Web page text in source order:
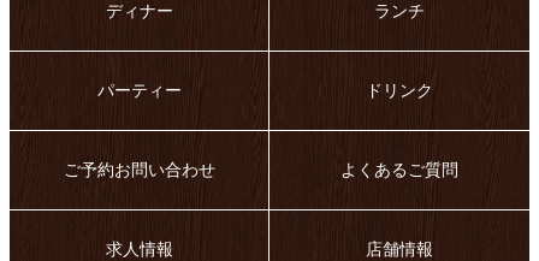
ディナー ランチ
パーティー ドリンク
ご予約お問い合わせ よくあるご質問
求人情報 店舗情報